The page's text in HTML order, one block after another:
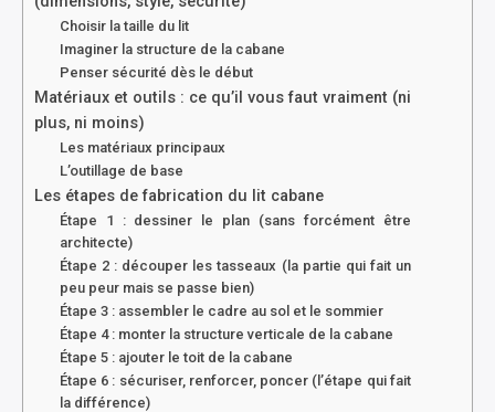
Choisir la taille du lit
Imaginer la structure de la cabane
Penser sécurité dès le début
Matériaux et outils : ce qu’il vous faut vraiment (ni
plus, ni moins)
Les matériaux principaux
L’outillage de base
Les étapes de fabrication du lit cabane
Étape 1 : dessiner le plan (sans forcément être
architecte)
Étape 2 : découper les tasseaux (la partie qui fait un
peu peur mais se passe bien)
Étape 3 : assembler le cadre au sol et le sommier
Étape 4 : monter la structure verticale de la cabane
Étape 5 : ajouter le toit de la cabane
Étape 6 : sécuriser, renforcer, poncer (l’étape qui fait
la différence)